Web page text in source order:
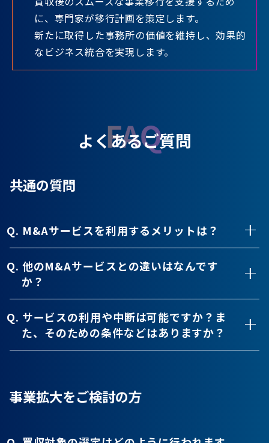
に、専門家が移行計画を策定します。
新たに取得した事務所の価値を維持し、効果的
なビジネス統合を実現します。
よくあるご質問
共通の質問
Q. M&Aサービスを利用するメリットは？
Q. 他のM&Aサービスとの違いはなんです
か？
Q. サービスの利用や中断は可能ですか？ ま
た、そのための条件などはありますか？
事業拡大をご検討の方